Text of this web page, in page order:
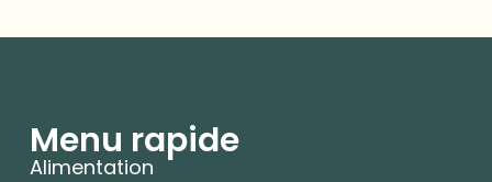
Menu rapide
Alimentation